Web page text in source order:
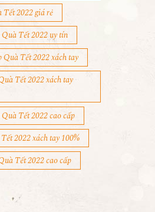
2022 giá rẻ
Tết 2022 uy tín
Tết 2022 xách tay
Tết 2022 xách tay
Tết 2022 cao cấp
2022 xách tay 100%
Tết 2022 cao cấp